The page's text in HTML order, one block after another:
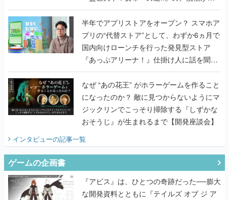
うこだわりをプロデューサーに聞いた
半年でアプリストアをオープン？ スマホア
プリの“代替ストア”として、わずか6ヵ月で
国内向けローンチを行った発見型ストア
『あっぷアリーナ！』仕掛け人に話を聞い
てみた
なぜ “あの花王” がホラーゲームを作ること
になったのか？ 敵に見つからないようにマ
ジックリンでこっそり掃除する『しずかな
おそうじ』が生まれるまで【開発座談会】
インタビューの記事一覧
ゲームの企画書
『アビス』は、ひとつの奇跡だった──膨大
な開発資料とともに『テイルズ オブ ジ ア